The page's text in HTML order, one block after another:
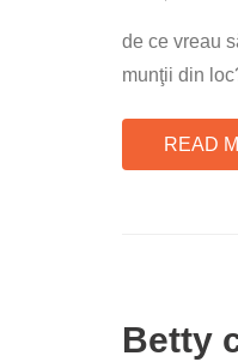
de ce vreau
munţii din
READ
Betty